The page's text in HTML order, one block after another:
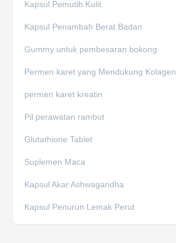
Kapsul Pemutih Kulit
Kapsul Penambah Berat Badan
Gummy untuk pembesaran bokong
Permen karet yang Mendukung Kolagen
permen karet kreatin
Pil perawatan rambut
Glutathione Tablet
Suplemen Maca
Kapsul Akar Ashwagandha
Kapsul Penurun Lemak Perut